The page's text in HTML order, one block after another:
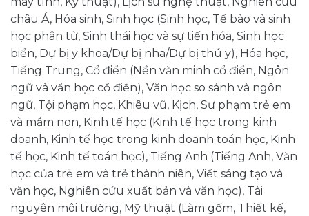
châu Á, Hóa sinh, Sinh học (Sinh học, Tế bào và sinh
học phân tử, Sinh thái học và sự tiến hóa, Sinh học
biển, Dự bị y khoa/Dự bị nha/Dự bị thú y), Hóa học,
Tiếng Trung, Cổ điển (Nền văn minh cổ điển, Ngôn
ngữ và văn học cổ điển), Văn học so sánh và ngôn
ngữ, Tội phạm học, Khiêu vũ, Kịch, Sư phạm trẻ em
và mầm non, Kinh tế học (Kinh tế học trong kinh
doanh, Kinh tế học trong kinh doanh toán học, Kinh
tế học, Kinh tế toán học), Tiếng Anh (Tiếng Anh, Văn
học của trẻ em và trẻ thành niên, Viết sáng tạo và
văn học, Nghiên cứu xuất bản và văn học), Tài
nguyên môi trường, Mỹ thuật (Làm gốm, Thiết kế,